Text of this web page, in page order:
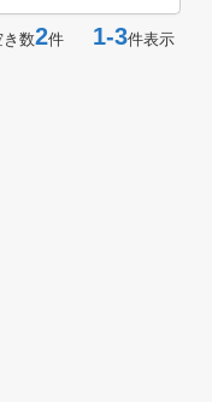
数2件 1-3件表示